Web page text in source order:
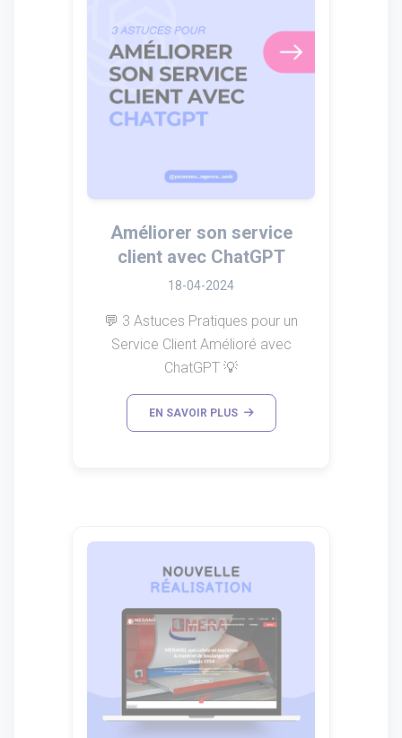
Améliorer son service
client avec ChatGPT
18-04-2024
💬 3 Astuces Pratiques pour un
Service Client Amélioré avec
ChatGPT 💡
EN SAVOIR PLUS